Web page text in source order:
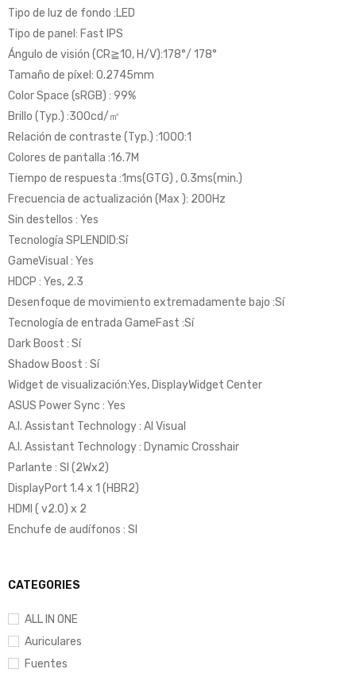
CATEGORIES
ALL IN ONE
Auriculares
Fuentes
Tipo de luz de fondo :LED
Tipo de panel: Fast IPS
Ángulo de visión (CR≧10, H/V):178°/ 178°
Tamaño de píxel: 0.2745mm
Color Space (sRGB) : 99%
Brillo (Typ.) :300cd/㎡
Relación de contraste (Typ.) :1000:1
Colores de pantalla :16.7M
Tiempo de respuesta :1ms(GTG) , 0.3ms(min.)
Frecuencia de actualización (Max ): 200Hz
Sin destellos : Yes
Tecnología SPLENDID:Sí
GameVisual : Yes
HDCP : Yes, 2.3
Desenfoque de movimiento extremadamente bajo :Sí
Tecnología de entrada GameFast :Sí
Dark Boost : Sí
Shadow Boost : Sí
Widget de visualización:Yes, DisplayWidget Center
ASUS Power Sync : Yes
A.I. Assistant Technology : AI Visual
A.I. Assistant Technology : Dynamic Crosshair
Parlante : SI (2Wx2)
DisplayPort 1.4 x 1 (HBR2)
HDMI ( v2.0) x 2
Enchufe de audífonos : SI